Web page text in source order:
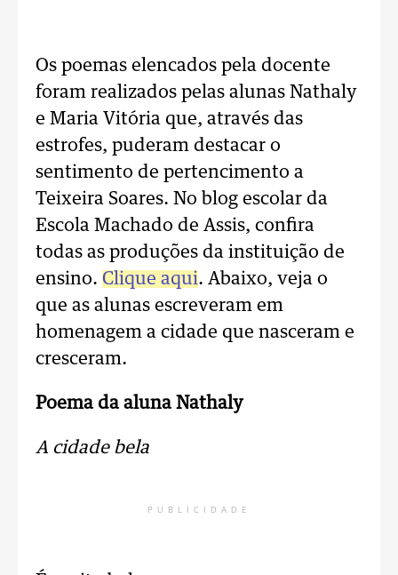
Os poemas elencados pela docente
foram realizados pelas alunas Nathaly
e Maria Vitória que, através das
estrofes, puderam destacar o
sentimento de pertencimento a
Teixeira Soares. No blog escolar da
Escola Machado de Assis, confira
todas as produções da instituição de
ensino. Clique aqui. Abaixo, veja o
que as alunas escreveram em
homenagem a cidade que nasceram e
cresceram.
Poema da aluna Nathaly
A cidade bela
PUBLICIDADE